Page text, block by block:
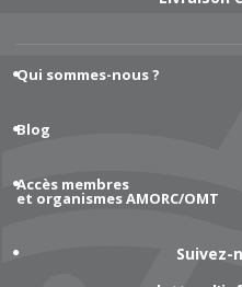
Qui sommes-nous ?
Blog
Accès membres
et organismes AMORC/OMT
Suivez-